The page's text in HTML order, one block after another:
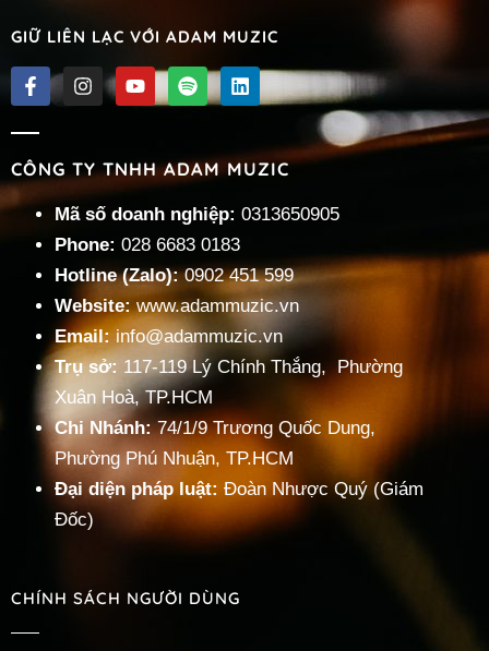
Nhạc Hip Hop – P2
« Trước 1 2 3 … 5 Tiếp »
GIỮ LIÊN LẠC VỚI ADAM MUZIC
CÔNG TY TNHH ADAM MUZIC
Mã số doanh nghiệp: 0313650905
Phone: 028 6683 0183
Hotline (Zalo):0902 451 599
Website:www.adammuzic.vn
Email:info@adammuzic.vn
Trụ sở: 117-119 Lý Chính Thắng, Phường
Xuân Hoà, TP.HCM
Chi Nhánh:74/1/9 Trương Quốc Dung,
Phường Phú Nhuận, TP.HCM
Đại diện pháp luật: Đoàn Nhược Quý (Giám
Đốc)
CHÍNH SÁCH NGƯỜI DÙNG